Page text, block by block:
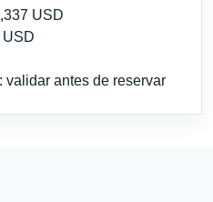
USD
USD
validar antes de reservar